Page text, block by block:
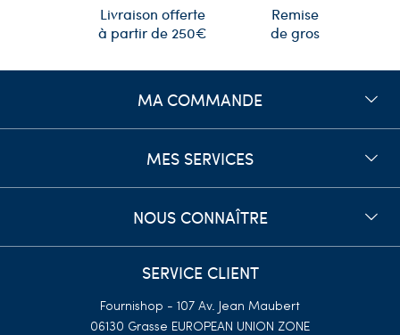
Livraison offerte
à partir de 250€
Remise
de gros
MA COMMANDE
MES SERVICES
NOUS CONNAÎTRE
SERVICE CLIENT
Fournishop - 107 Av. Jean Maubert
06130 Grasse EUROPEAN UNION ZONE